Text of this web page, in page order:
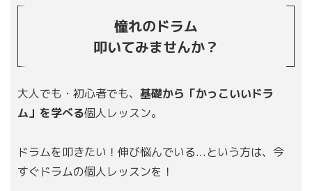
憧れのドラム
叩いてみませんか？
大人でも・初心者でも、 基礎から「かっこいいドラ
ム」を学べる個人レッスン。
ドラムを叩きたい！伸び悩んでいる...という方は、今
すぐドラムの個人レッスンを！